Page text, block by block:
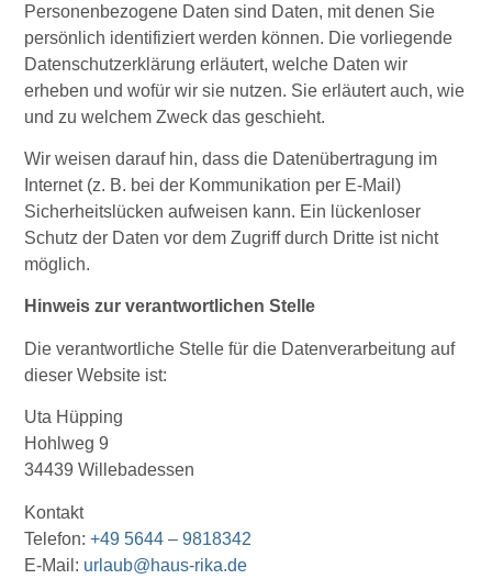
Personenbezogene Daten sind Daten, mit denen Sie
persönlich identifiziert werden können. Die vorliegende
Datenschutzerklärung erläutert, welche Daten wir
erheben und wofür wir sie nutzen. Sie erläutert auch, wie
und zu welchem Zweck das geschieht.
Wir weisen darauf hin, dass die Datenübertragung im
Internet (z. B. bei der Kommunikation per E-Mail)
Sicherheitslücken aufweisen kann. Ein lückenloser
Schutz der Daten vor dem Zugriff durch Dritte ist nicht
möglich.
Hinweis zur verantwortlichen Stelle
Die verantwortliche Stelle für die Datenverarbeitung auf
dieser Website ist:
Uta Hüpping
Hohlweg 9
34439 Willebadessen
Kontakt
Telefon:+49 5644 – 9818342
E-Mail: urlaub@haus-rika.de